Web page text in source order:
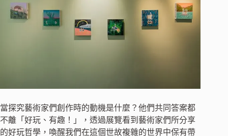
當探究藝術家們創作時的動機是什麼？他們共同答案都
不離「好玩、有趣！」，透過展覽看到藝術家們所分享
的好玩哲學，喚醒我們在這個世故複雜的世界中保有帶